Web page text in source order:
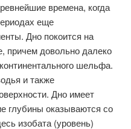
времена, когда
еще
Дно покоится на
причем довольно далеко
шельфа.
и также
Дно имеет
глубины оказываются со
изобата (уровень)